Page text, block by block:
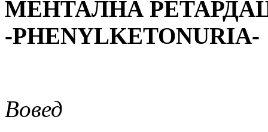
МЕНТАЛНА
-PHENYLKETONURIA-
Вовед